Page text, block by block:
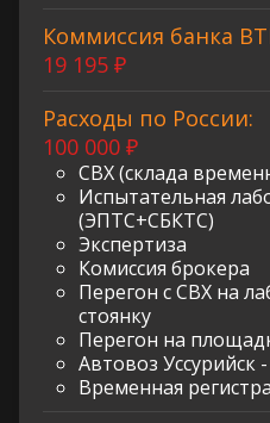
Коммиссия банка
19 195 ₽
Расходы по России:
100 000 ₽
СВХ (склада
Испытательная
(ЭПТС+СБКТС)
Экспертиза
Комиссия брокера
Перегон с СВХ на
стоянку
Перегон на
Автовоз Уссурийск
Временная